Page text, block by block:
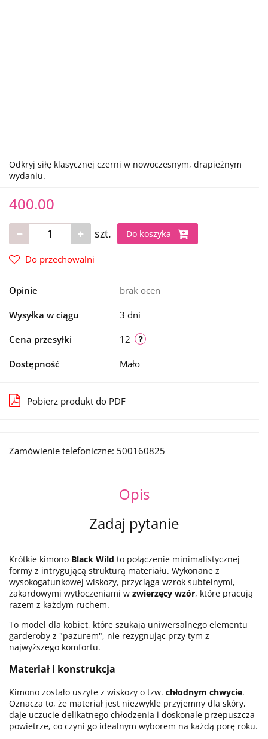
Odkryj siłę klasycznej czerni w nowoczesnym, drapieżnym
wydaniu.
400.00
szt. Do koszyka
Do przechowalni
Opinie brak ocen
Wysyłka w ciągu 3 dni
Cena przesyłki 12
Dostępność Mało
Pobierz produkt do PDF
Zamówienie telefoniczne: 500160825
Opis
Zadaj pytanie
Krótkie kimono Black Wild to połączenie minimalistycznej
formy z intrygującą strukturą materiału. Wykonane z
wysokogatunkowej wiskozy, przyciąga wzrok subtelnymi,
żakardowymi wytłoczeniami w zwierzęcy wzór, które pracują
razem z każdym ruchem.
To model dla kobiet, które szukają uniwersalnego elementu
garderoby z "pazurem", nie rezygnując przy tym z
najwyższego komfortu.
Materiał i konstrukcja
Kimono zostało uszyte z wiskozy o tzw. chłodnym chwycie.
Oznacza to, że materiał jest niezwykle przyjemny dla skóry,
daje uczucie delikatnego chłodzenia i doskonale przepuszcza
powietrze, co czyni go idealnym wyborem na każdą porę roku.